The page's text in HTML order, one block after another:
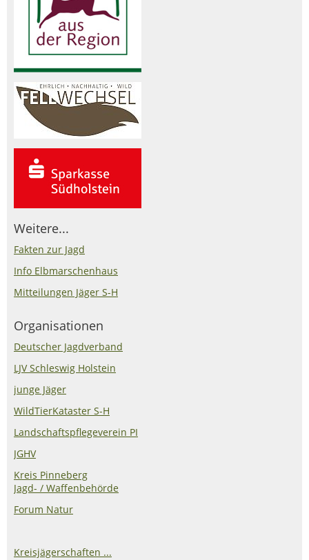
Weitere...
Fakten zur Jagd
Info Elbmarschenhaus
Mitteilungen Jäger S-H
Organisationen
Deutscher Jagdverband
LJV Schleswig Holstein
junge Jäger
WildTierKataster S-H
Landschaftspflegeverein PI
JGHV
Kreis Pinneberg
Jagd- / Waffenbehörde
Forum Natur
Kreisjägerschaften ...